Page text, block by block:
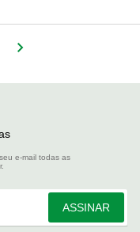
e-mail todas as
ASSINAR